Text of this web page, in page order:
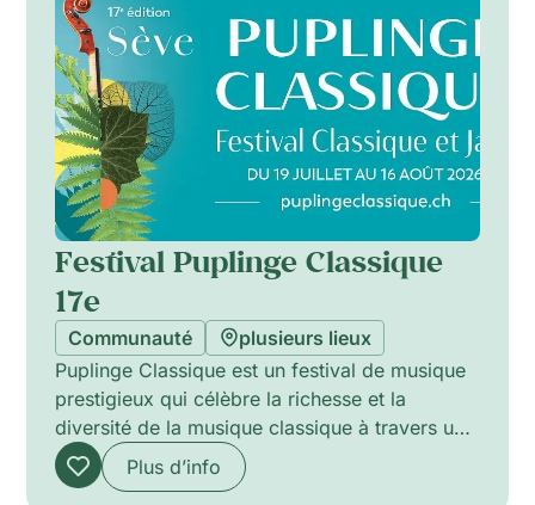
Festival Puplinge Classique
17e
Communauté
plusieurs lieux
Puplinge Classique est un festival de musique
prestigieux qui célèbre la richesse et la
diversité de la musique classique à travers une
programmation inspirante de concerts, de
spectacles de musique de chambre, de
Plus d’info